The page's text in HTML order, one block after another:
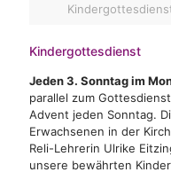
Kindergottesdienst
Jeden 3. Sonntag im
parallel zum
Advent jeden Sonntag.
Erwachsenen in der
Reli-Lehrerin Ulrike
unsere bewährten